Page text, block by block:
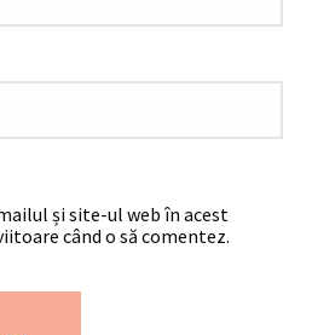
și site-ul web în acest
când o să comentez.